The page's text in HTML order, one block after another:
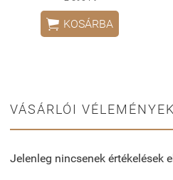
 KOSÁRBA
VÁSÁRLÓI
Jelenleg nincsenek értékelések